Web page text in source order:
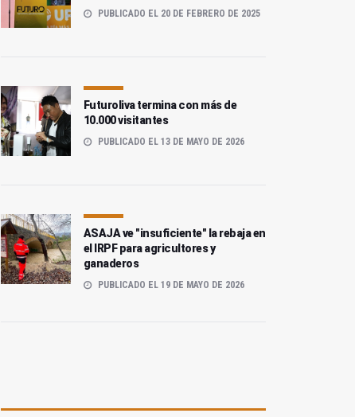
PUBLICADO EL 20 DE FEBRERO DE 2025
Futuroliva termina con más de
10.000 visitantes
PUBLICADO EL 13 DE MAYO DE 2026
ASAJA ve "insuficiente" la rebaja en
el IRPF para agricultores y
ganaderos
PUBLICADO EL 19 DE MAYO DE 2026